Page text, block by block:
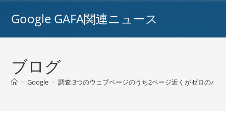
Google GAFA関連ニュース
ブログ
> Google > 調査:3つのウェブページのうち2ページ近くがゼロのバ